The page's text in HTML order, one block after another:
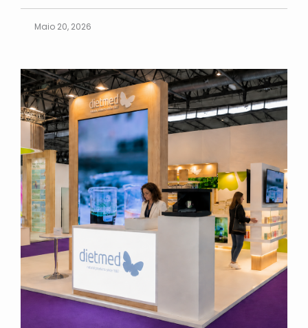
Maio 20, 2026